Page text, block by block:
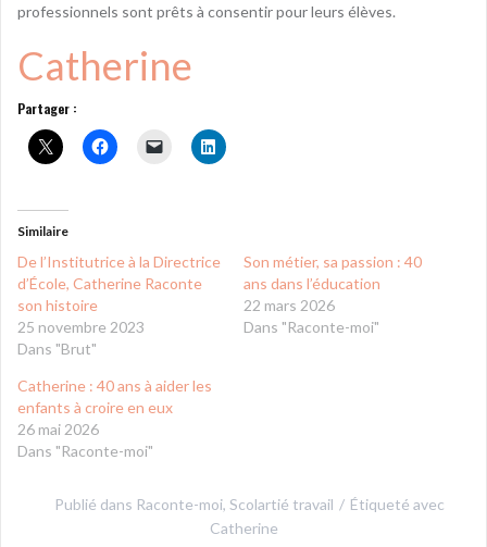
professionnels sont prêts à consentir pour leurs élèves.
Catherine
Partager :
Similaire
De l’Institutrice à la Directrice
d’École, Catherine Raconte
son histoire
25 novembre 2023
Dans "Brut"
Son métier, sa passion : 40
ans dans l’éducation
22 mars 2026
Dans "Raconte-moi"
Catherine : 40 ans à aider les
enfants à croire en eux
26 mai 2026
Dans "Raconte-moi"
Publié dans Raconte-moi, Scolartié travail
Étiqueté avec
Catherine